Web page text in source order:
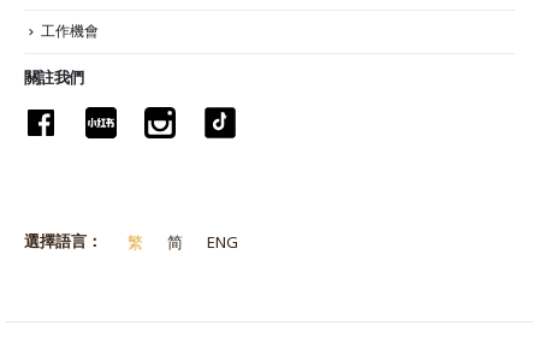
工作機會
關註我們
選擇語言： 繁 简 ENG